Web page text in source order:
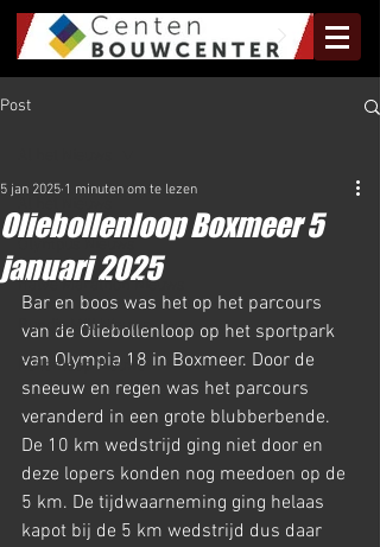
Post
Olympus Nieuws
Halve Marathon Nieuws
Rundje Mill Nieuws
Kuilenloop Nieuws
Oliebollenloop Boxmeer 5
januari 2025
5 jan 2025 1 minuten om te lezen
Bar en boos was het op het parcours
van de Oliebollenloop op het sportpark
van Olympia 18 in Boxmeer. Door de
sneeuw en regen was het parcours
veranderd in een grote blubberbende.
De 10 km wedstrijd ging niet door en
deze lopers konden nog meedoen op de
5 km. De tijdwaarneming ging helaas
kapot bij de 5 km wedstrijd dus daar